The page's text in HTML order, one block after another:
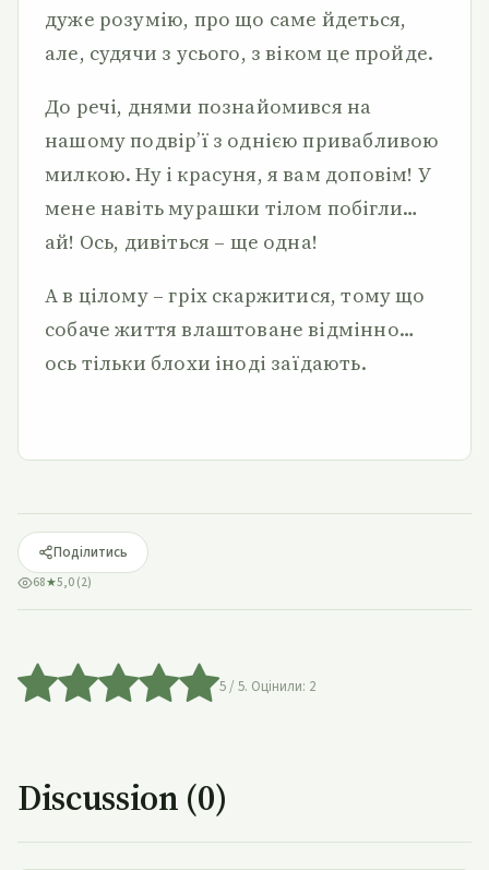
дуже розумію, про що саме йдеться,
але, судячи з усього, з віком це пройде.
До речі, днями познайомився на
нашому подвір’ї з однією привабливою
милкою. Ну і красуня, я вам доповім! У
мене навіть мурашки тілом побігли…
ай! Ось, дивіться – ще одна!
А в цілому – гріх скаржитися, тому що
собаче життя влаштоване відмінно…
ось тільки блохи іноді заїдають.
Поділитись
68★5,0 (2)
5/ 5. Оцінили: 2
Discussion (0)